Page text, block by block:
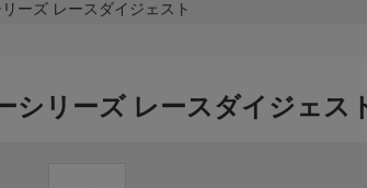
ーズ レースダイジェスト
シリーズ レースダイジェス